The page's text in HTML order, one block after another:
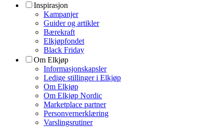
Inspirasjon
Kampanjer
Guider og artikler
Bærekraft
Elkjøpfondet
Black Friday
Om Elkjøp
Informasjonskapsler
Ledige stillinger i Elkjøp
Om Elkjøp
Om Elkjøp Nordic
Marketplace partner
Personvernerklæring
Varslingsrutiner